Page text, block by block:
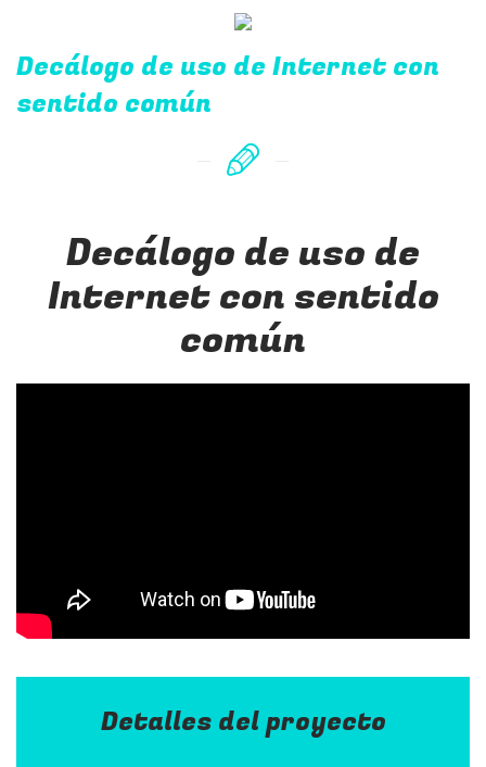
Decálogo de uso de Internet con
sentido común
Decálogo de uso de
Internet con sentido
común
Detalles del proyecto